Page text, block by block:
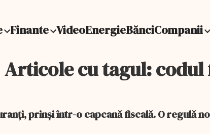
Finante VideoEnergieBănciCompanii
Articole cu tagul: codul
prinși într-o capcană fiscală. O regulă